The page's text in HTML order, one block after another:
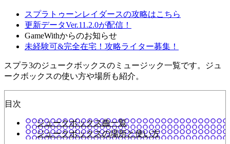
スプラトゥーンレイダースの攻略はこちら
更新データVer.11.2.0が配信！
GameWithからのお知らせ
未経験可&完全在宅！攻略ライター募集！
スプラ3のジュークボックスのミュージック一覧です。ジュ
ークボックスの使い方や場所も紹介。
目次
ジュークボックス曲一覧
ジュークボックスの場所と使い方